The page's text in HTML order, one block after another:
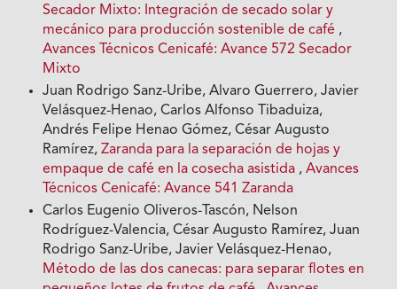
Secador Mixto: Integración de secado solar y
mecánico para producción sostenible de café ,
Avances Técnicos Cenicafé: Avance 572 Secador
Mixto
Juan Rodrigo Sanz-Uribe, Alvaro Guerrero, Javier
Velásquez-Henao, Carlos Alfonso Tibaduiza,
Andrés Felipe Henao Gómez, César Augusto
Ramírez,Zaranda para la separación de hojas y
empaque de café en la cosecha asistida ,Avances
Técnicos Cenicafé: Avance 541 Zaranda
Carlos Eugenio Oliveros-Tascón, Nelson
Rodríguez-Valencia, César Augusto Ramírez, Juan
Rodrigo Sanz-Uribe, Javier Velásquez-Henao,
Método de las dos canecas: para separar flotes en